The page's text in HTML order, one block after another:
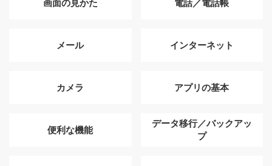
画面の見かた 電話／電話帳
メール インターネット
カメラ アプリの基本
便利な機能
データ移行／バックアッ
プ